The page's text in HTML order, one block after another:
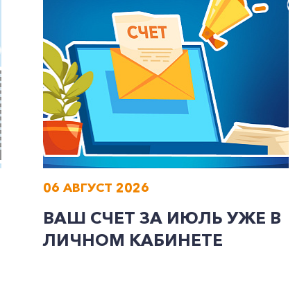
Заказать обратный звонок
06 АВГУСТ 2026
ВАШ СЧЕТ ЗА ИЮЛЬ УЖЕ В
ЛИЧНОМ КАБИНЕТЕ